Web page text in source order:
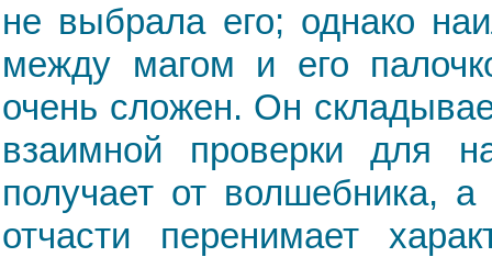
не выбрала его; однако
между магом и его
очень сложен. Он
взаимной проверки для
получает от волшебника,
отчасти перенимает